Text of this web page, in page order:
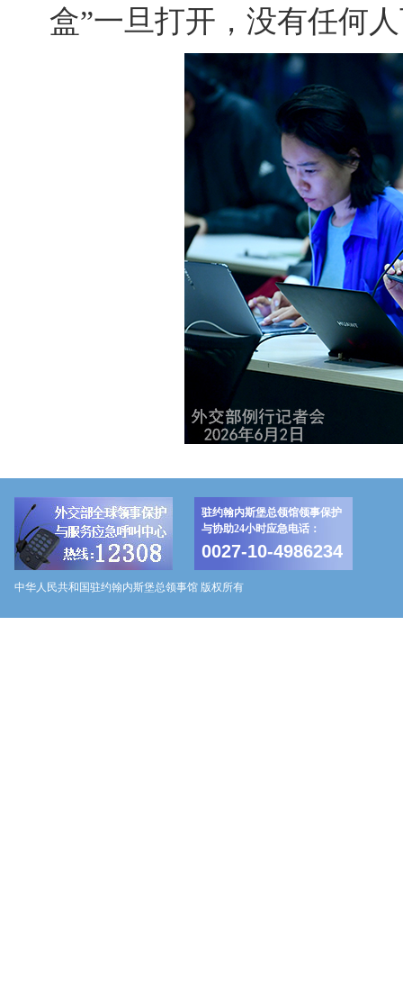
盒”一旦打开，没有任何
驻约翰内斯堡总领馆领事保护
与协助24小时应急电话：
0027-10-4986234
中华人民共和国驻约翰内斯堡总领事馆 版权所有